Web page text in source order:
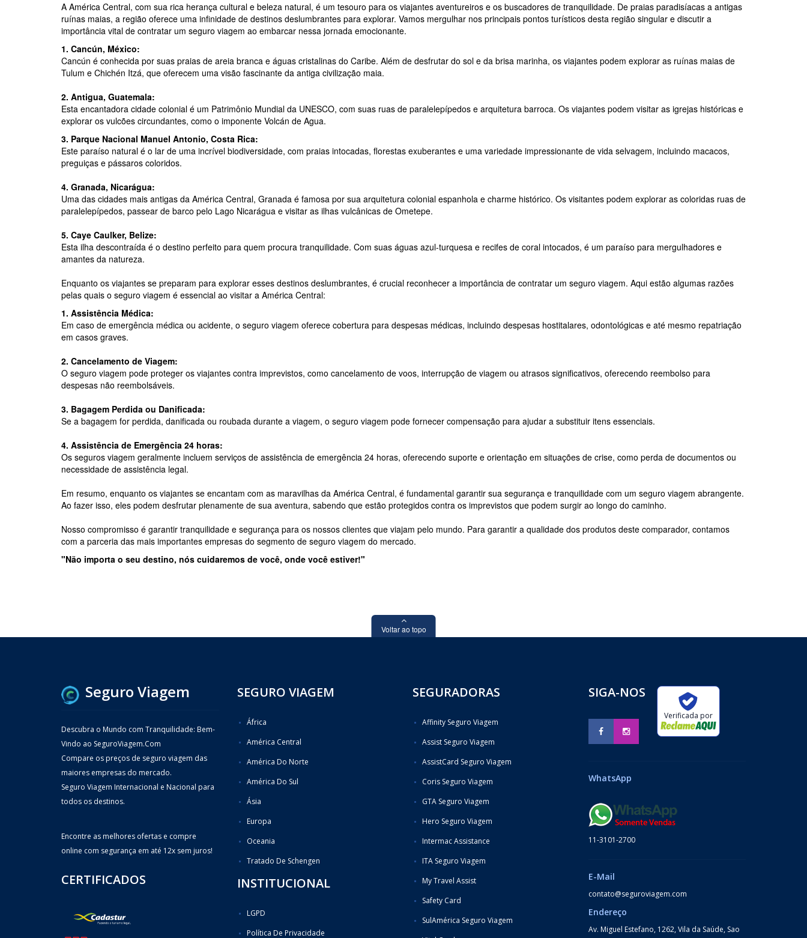
A América Central, com sua rica herança cultural e beleza natural, é um tesouro para os viajantes aventureiros e os buscadores de tranquilidade. De praias paradisíacas a antigas
ruínas maias, a região oferece uma infinidade de destinos deslumbrantes para explorar. Vamos mergulhar nos principais pontos turísticos desta região singular e discutir a
importância vital de contratar um seguro viagem ao embarcar nessa jornada emocionante.
1. Cancún, México:
Cancún é conhecida por suas praias de areia branca e águas cristalinas do Caribe. Além de desfrutar do sol e da brisa marinha, os viajantes podem explorar as ruínas maias de
Tulum e Chichén Itzá, que oferecem uma visão fascinante da antiga civilização maia.
2. Antigua, Guatemala:
Esta encantadora cidade colonial é um Patrimônio Mundial da UNESCO, com suas ruas de paralelepípedos e arquitetura barroca. Os viajantes podem visitar as igrejas históricas e
explorar os vulcões circundantes, como o imponente Volcán de Agua.
3. Parque Nacional Manuel Antonio, Costa Rica:
Este paraíso natural é o lar de uma incrível biodiversidade, com praias intocadas, florestas exuberantes e uma variedade impressionante de vida selvagem, incluindo macacos,
preguiças e pássaros coloridos.
4. Granada, Nicarágua:
Uma das cidades mais antigas da América Central, Granada é famosa por sua arquitetura colonial espanhola e charme histórico. Os visitantes podem explorar as coloridas ruas de
paralelepípedos, passear de barco pelo Lago Nicarágua e visitar as ilhas vulcânicas de Ometepe.
5. Caye Caulker, Belize:
Esta ilha descontraída é o destino perfeito para quem procura tranquilidade. Com suas águas azul-turquesa e recifes de coral intocados, é um paraíso para mergulhadores e
amantes da natureza.
Enquanto os viajantes se preparam para explorar esses destinos deslumbrantes, é crucial reconhecer a importância de contratar um seguro viagem. Aqui estão algumas razões
pelas quais o seguro viagem é essencial ao visitar a América Central:
1. Assistência Médica:
Em caso de emergência médica ou acidente, o seguro viagem oferece cobertura para despesas médicas, incluindo despesas hostitalares, odontológicas e até mesmo repatriação
em casos graves.
2. Cancelamento de Viagem:
O seguro viagem pode proteger os viajantes contra imprevistos, como cancelamento de voos, interrupção de viagem ou atrasos significativos, oferecendo reembolso para
despesas não reembolsáveis.
3. Bagagem Perdida ou Danificada:
Se a bagagem for perdida, danificada ou roubada durante a viagem, o seguro viagem pode fornecer compensação para ajudar a substituir itens essenciais.
4. Assistência de Emergência 24 horas:
Os seguros viagem geralmente incluem serviços de assistência de emergência 24 horas, oferecendo suporte e orientação em situações de crise, como perda de documentos ou
necessidade de assistência legal.
Em resumo, enquanto os viajantes se encantam com as maravilhas da América Central, é fundamental garantir sua segurança e tranquilidade com um seguro viagem abrangente.
Ao fazer isso, eles podem desfrutar plenamente de sua aventura, sabendo que estão protegidos contra os imprevistos que podem surgir ao longo do caminho.
Nosso compromisso é garantir tranquilidade e segurança para os nossos clientes que viajam pelo mundo. Para garantir a qualidade dos produtos deste comparador, contamos
com a parceria das mais importantes empresas do segmento de seguro viagem do mercado.
"Não importa o seu destino, nós cuidaremos de você, onde você estiver!"
Voltar ao topo
Seguro Viagem
Descubra o Mundo com Tranquilidade: Bem-
Vindo ao SeguroViagem.Com
Compare os preços de seguro viagem das
maiores empresas do mercado.
Seguro Viagem Internacional e Nacional para
todos os destinos.
Encontre as melhores ofertas e compre
online com segurança em até 12x sem juros!
CERTIFICADOS
SEGURO VIAGEM
África
América Central
América Do Norte
América Do Sul
Ásia
Europa
Oceania
Tratado De Schengen
INSTITUCIONAL
LGPD
Política De Privacidade
SEGURADORAS
Affinity Seguro Viagem
Assist Seguro Viagem
AssistCard Seguro Viagem
Coris Seguro Viagem
GTA Seguro Viagem
Hero Seguro Viagem
Intermac Assistance
ITA Seguro Viagem
My Travel Assist
Safety Card
SulAmérica Seguro Viagem
SIGA-NOS
Verificada por
WhatsApp
11-3101-2700
E-Mail
contato@seguroviagem.com
Endereço
Av. Miguel Estefano, 1262, Vila da Saúde, Sao